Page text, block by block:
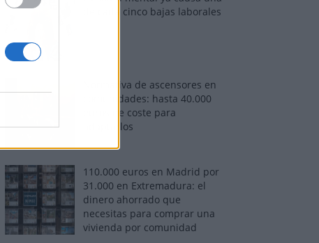
de cada cinco bajas laborales
Normativa de ascensores en
comunidades: hasta 40.000
euros de coste para
adaptarlos
110.000 euros en Madrid por
31.000 en Extremadura: el
dinero ahorrado que
necesitas para comprar una
vivienda por comunidad